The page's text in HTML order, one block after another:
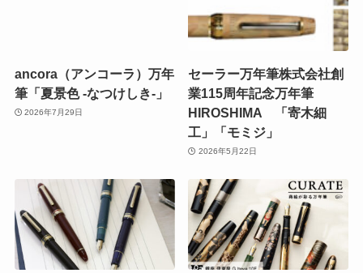
ancora（アンコーラ）万年
筆「夏景色 -なつけしき-」
2026年7月29日
セーラー万年筆株式会社創
業115周年記念万年筆
HIROSHIMA 「寄木細
工」「モミジ」
2026年5月22日